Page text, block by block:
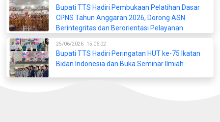
Bupati TTS Hadiri Pembukaan Pelatihan Dasar
CPNS Tahun Anggaran 2026, Dorong ASN
Berintegritas dan Berorientasi Pelayanan
25/06/2026 15:06:02
Bupati TTS Hadiri Peringatan HUT ke-75 Ikatan
Bidan Indonesia dan Buka Seminar Ilmiah